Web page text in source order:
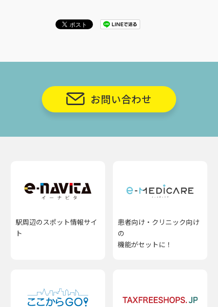
お問い合わせ
駅周辺のスポット情報サイ
ト
患者向け・クリニック向け
の
機能がセットに！